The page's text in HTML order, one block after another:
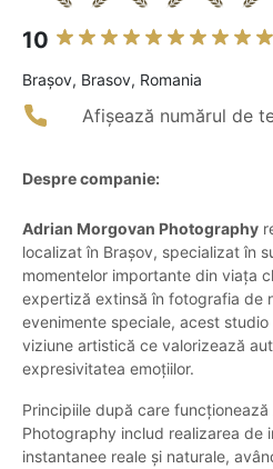
10
Braşov, Brasov, Romania
Afișează numărul de
Despre companie:
Adrian Morgovan Photography
localizat în Brașov, specializat în
momentelor importante din viața
expertiză extinsă în fotografia de
evenimente speciale, acest
viziune artistică ce valorizează
expresivitatea emoțiilor.
Principiile după care
Photography includ realizarea de
instantanee reale și naturale,